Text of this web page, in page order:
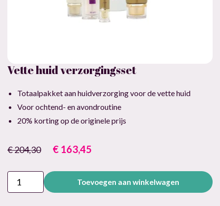
Vette huid verzorgingsset
Totaalpakket aan huidverzorging voor de vette huid
Voor ochtend- en avondroutine
20% korting op de originele prijs
€204,30
Oorspronkelijke
€ 204,30.
€ 163,45
€ 163,45.
huid
Toevoegen aan winkelwagen